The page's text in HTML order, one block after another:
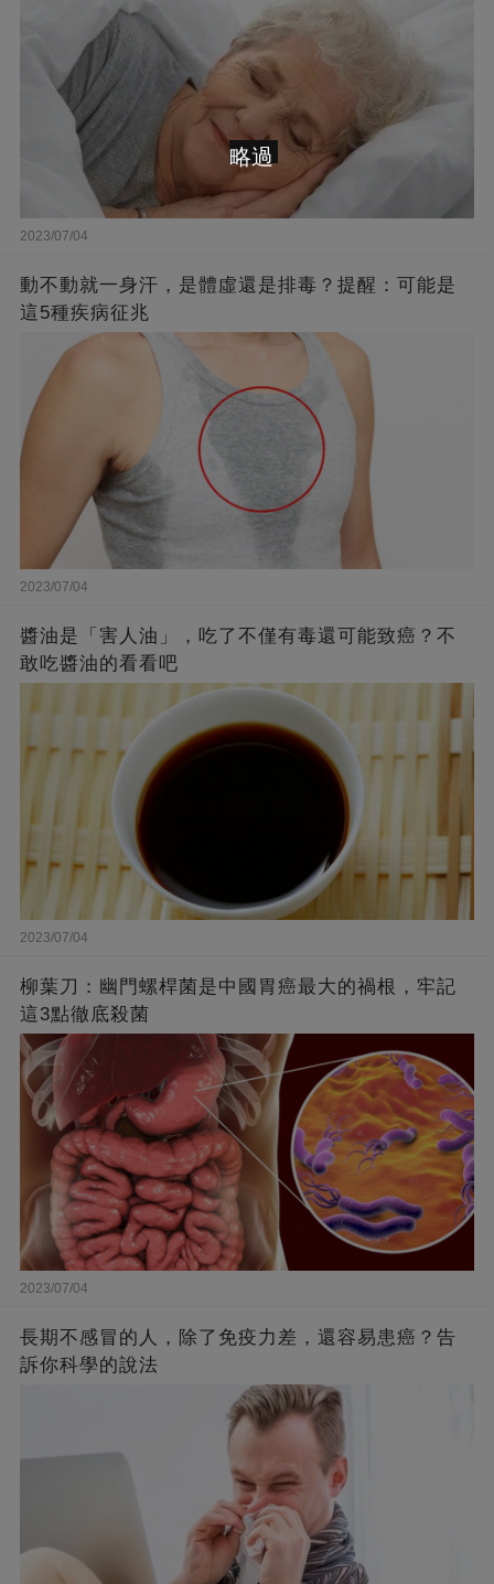
2023/07/04
動不動就一身汗，是體虛還是排毒？提醒：可能是
這5種疾病征兆
2023/07/04
醬油是「害人油」，吃了不僅有毒還可能致癌？不
敢吃醬油的看看吧
2023/07/04
柳葉刀：幽門螺桿菌是中國胃癌最大的禍根，牢記
這3點徹底殺菌
2023/07/04
長期不感冒的人，除了免疫力差，還容易患癌？告
訴你科學的說法
略過